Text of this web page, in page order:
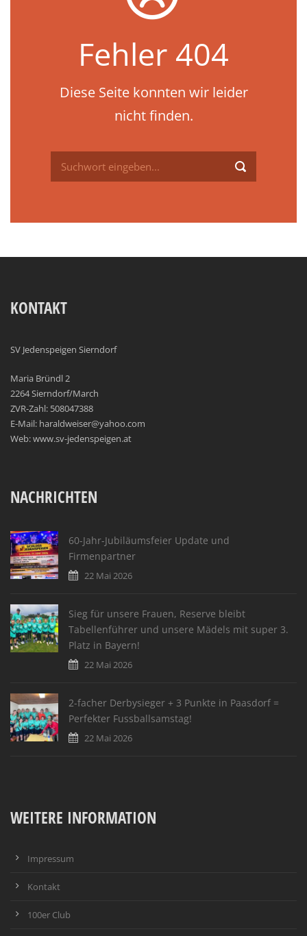
Fehler 404
Diese Seite konnten wir leider
nicht finden.
KONTAKT
SV Jedenspeigen Sierndorf
Maria Bründl 2
2264 Sierndorf/March
ZVR-Zahl: 508047388
E-Mail: haraldweiser@yahoo.com
Web: www.sv-jedenspeigen.at
NACHRICHTEN
60-Jahr-Jubiläumsfeier Update und
Firmenpartner
22 Mai 2026
Sieg für unsere Frauen, Reserve bleibt
Tabellenführer und unsere Mädels mit super 3.
Platz in Bayern!
22 Mai 2026
2-facher Derbysieger + 3 Punkte in Paasdorf =
Perfekter Fussballsamstag!
22 Mai 2026
WEITERE INFORMATION
Impressum
Kontakt
100er Club